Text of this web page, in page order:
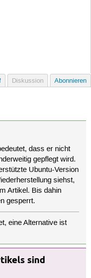
Diskussion Abonnieren
dass er nicht
gepflegt wird.
Ubuntu-Version
siehst,
Artikel. Bis dahin
gesperrt.
eine Alternative ist
sind